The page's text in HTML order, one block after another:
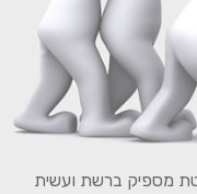
מספיק ברשת ועשית